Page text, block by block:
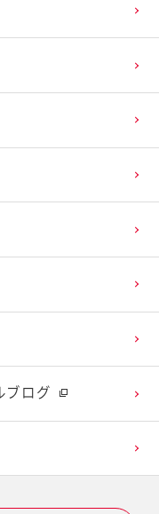
ブログ